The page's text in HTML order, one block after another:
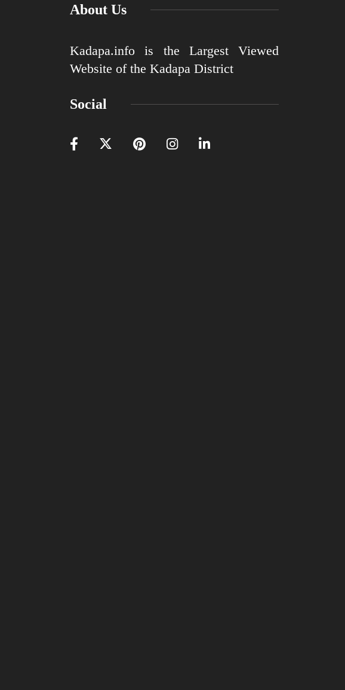
About Us
Kadapa.info is the Largest Viewed
Website of the Kadapa District
Social